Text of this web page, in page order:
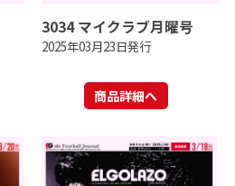
3034 マイクラブ月曜号
2025年03月23日発行
商品詳細へ